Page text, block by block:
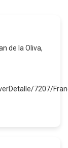
de la Oliva,
7207/